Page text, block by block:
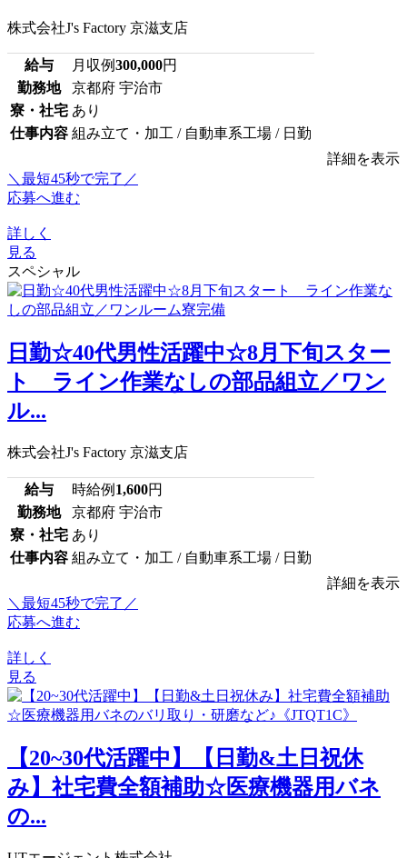
株式会社J's Factory 京滋支店
給与 月収例300,000円
勤務地
京都府 宇治市
寮・社宅 あり
仕事内容 組み立て・加工 / 自動車系工場 / 日勤
詳細を表示
＼最短45秒で完了／
応募へ進む
詳しく
見る
スペシャル
日勤☆40代男性活躍中☆8月下旬スター
ト ライン作業なしの部品組立／ワン
ル...
株式会社J's Factory 京滋支店
給与 時給例 1,600円
勤務地
京都府 宇治市
寮・社宅 あり
仕事内容 組み立て・加工 / 自動車系工場 / 日勤
詳細を表示
＼最短45秒で完了／
応募へ進む
詳しく
見る
【20~30代活躍中】【日勤&土日祝休
み】社宅費全額補助☆医療機器用バネ
の...